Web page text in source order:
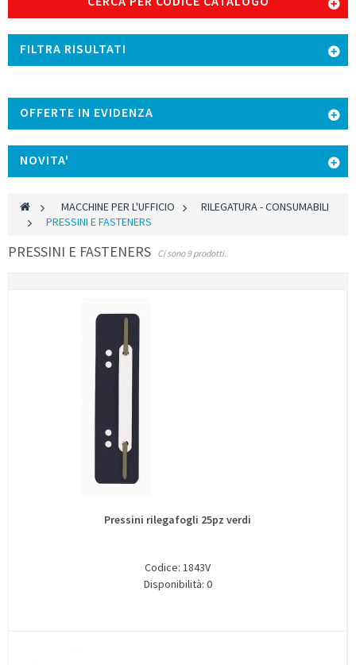
FILTRA RISULTATI
OFFERTE IN EVIDENZA
NOVITA'
> MACCHINE PER L'UFFICIO >
RILEGATURA - CONSUMABILI
>
PRESSINI E FASTENERS
PRESSINI E FASTENERS Ci sono 9 prodotti.
Pressini rilegafogli 25pz verdi
Codice: 1843V
Disponibilità: 0